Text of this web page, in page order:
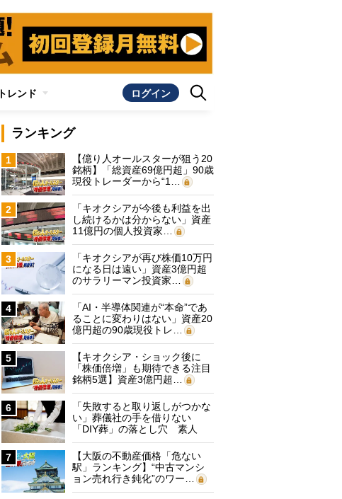
トレンド ログイン
ランキング
1
【億り人オールスターが狙う20
銘柄】「総資産69億円超」90歳
現役トレーダーから“1…
2
「キオクシアが今後も利益を出
し続けるかは分からない」資産
11億円の個人投資家…
3
「キオクシアが再び株価10万円
になる日は遠い」資産3億円超
のサラリーマン投資家…
4
「AI・半導体関連が“本命”であ
ることに変わりはない」資産20
億円超の90歳現役トレ…
5
【キオクシア・ショック後に
「株価倍増」も期待できる注目
銘柄5選】資産3億円超…
6
「失敗すると取り返しがつかな
い」葬儀社の手を借りない
「DIY葬」の落とし穴 素人
に…
7
【大阪の不動産価格「危ない
駅」ランキング】“中古マンシ
ョン売れ行き鈍化”のワー…